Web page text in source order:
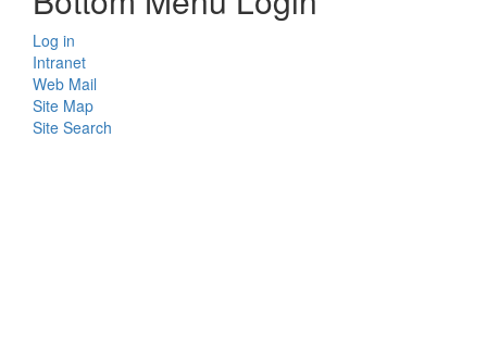
Log in
Intranet
Web Mail
Site Map
Site Search